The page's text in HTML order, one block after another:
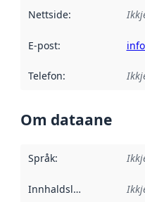
Nettside:
E-post:
Telefon:
Om dataane
Språk:
Innhaldsleverandørar :